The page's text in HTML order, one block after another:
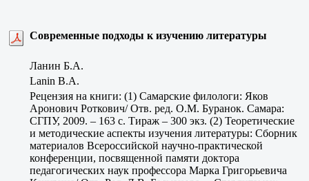
Современные подходы к изучению литературы
Ланин Б.А.
Lanin B.A.
Рецензия на книги: (1) Самарские филологи: Яков
Аронович Роткович/ Отв. ред. О.М. Буранок. Самара:
СГПУ, 2009. – 163 с. Тираж – 300 экз. (2) Теоретические
и методические аспекты изучения литературы: Сборник
материалов Всероссийской научно-практической
конференции, посвященной памяти доктора
педагогических наук профессора Марка Григорьевича